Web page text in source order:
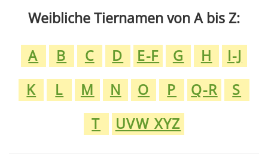
Weibliche Tiernamen von A bis Z:
A
B C D E-F G H
I-J
K
L M N O P Q-R
S
T
UVW XYZ